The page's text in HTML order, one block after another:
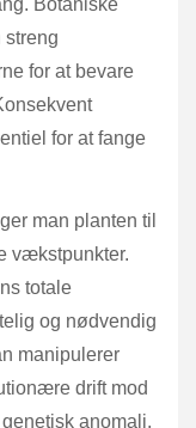
streng
for at bevare
for at fange
man planten til
vækstpunkter.
totale
og nødvendig
manipulerer
drift mod
anomali.